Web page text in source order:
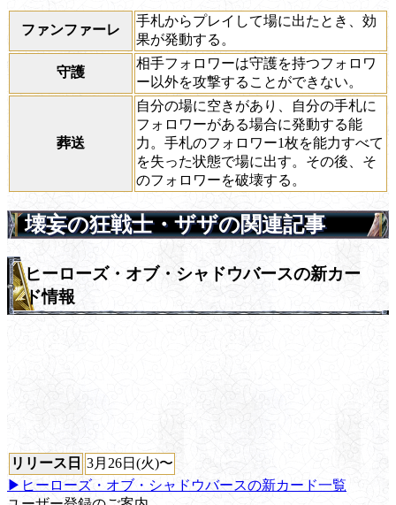
ファンファーレ
手札からプレイして場に出たとき、効
果が発動する。
守護
相手フォロワーは守護を持つフォロワ
ー以外を攻撃することができない。
葬送
自分の場に空きがあり、自分の手札に
フォロワーがある場合に発動する能
力。手札のフォロワー1枚を能力すべて
を失った状態で場に出す。その後、そ
のフォロワーを破壊する。
壊妄の狂戦士・ザザの関連記事
ヒーローズ・オブ・シャドウバースの新カー
ド情報
リリース日 3月26日(火)〜
▶ヒーローズ・オブ・シャドウバースの新カード一覧